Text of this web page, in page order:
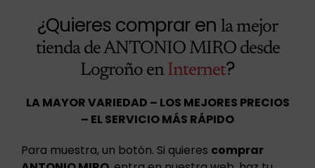
¿Quieres comprar en la mejor
tienda de ANTONIO MIRO desde
Logroño enInternet?
LA MAYOR VARIEDAD – LOS MEJORES PRECIOS
– EL SERVICIO MÁS RÁPIDO
Para muestra, un botón. Si quieres comprar